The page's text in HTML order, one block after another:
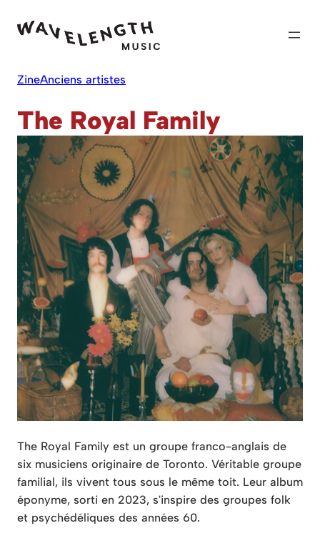
ZineAnciens artistes
The Royal Family
The Royal Family est un groupe franco-anglais de
six musiciens originaire de Toronto. Véritable groupe
familial, ils vivent tous sous le même toit. Leur album
éponyme, sorti en 2023, s'inspire des groupes folk
et psychédéliques des années 60.